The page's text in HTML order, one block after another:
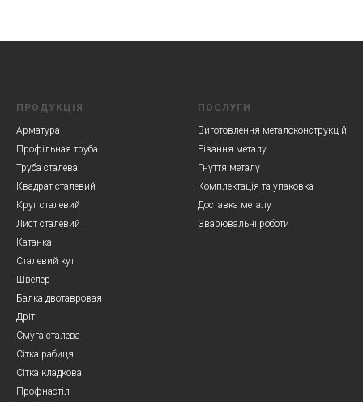
ПРОДУКЦІЯ
Арматура
Профільная труба
Труба сталева
Квадрат сталевий
Круг сталевий
Лист сталевий
Катанка
Сталевий кут
Швелер
Балка двотавровая
Дріт
Смуга сталева
Сітка рабиця
Сітка кладкова
Профнастіл
ПОСЛУГИ
Виготовлення металоконструкцій
Різання металу
Гнуття металу
Комплектація та упаковка
Доставка металу
Зварювальні роботи